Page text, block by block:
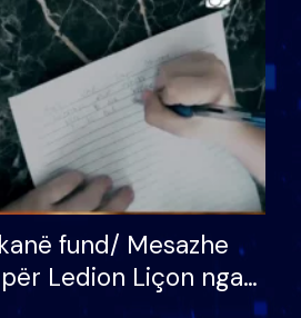
fund/ Mesazhe
Ledion Liçon nga
e tij, moderatori